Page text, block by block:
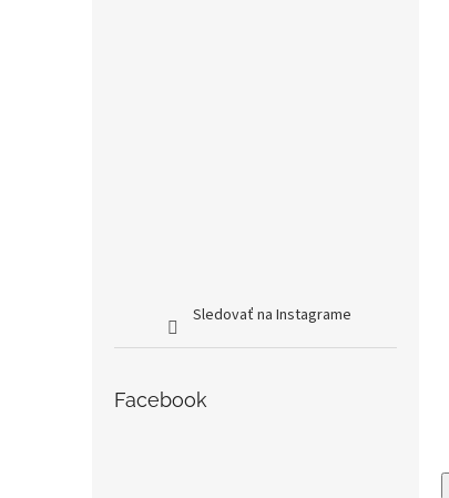
Sledovať na Instagrame
Facebook